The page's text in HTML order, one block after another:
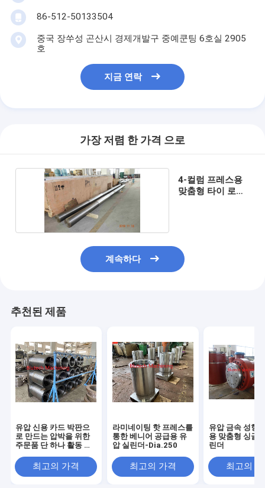
86-512-50133504
중국 장쑤성 곤산시 경제개발구 중예쿤팅 6호실 2905
호
지금 연락
가장 저렴 한 가격 으로
4-컬럼 프레스용
맞춤형 타이 로드/
계속하다
추천된 제품
유압 신용 카드 박판으
로 만드는 압박을 위한
주문품 단 하나 활동 실
최고의 가격
라미네이팅 핫 프레스를
통한 베니어 공급용 유
압 실린더-Dia.250
최고의 가격
유압 금속 성형
용 맞춤형 싱글
린더
최고의